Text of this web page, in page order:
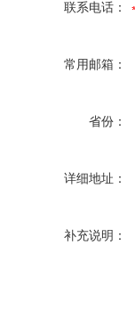
联系电话：
常用邮箱：
省份：
详细地址：
补充说明：